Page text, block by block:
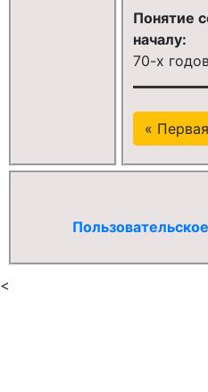
Понятие
началу:
70-х
« Первая
<